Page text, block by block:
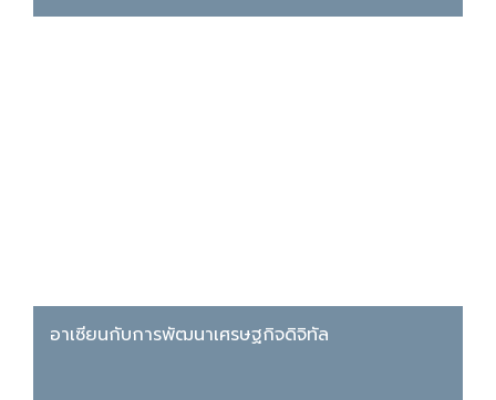
อาเซียนกับการพัฒนาเศรษฐกิจดิจิทัล